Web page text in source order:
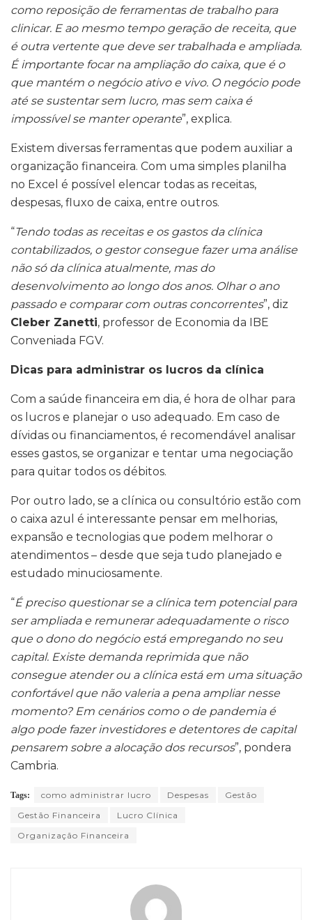
como reposição de ferramentas de trabalho para
clinicar. E ao mesmo tempo geração de receita, que
é outra vertente que deve ser trabalhada e ampliada.
É importante focar na ampliação do caixa, que é o
que mantém o negócio ativo e vivo. O negócio pode
até se sustentar sem lucro, mas sem caixa é
impossível se manter operante”, explica.
Existem diversas ferramentas que podem auxiliar a
organização financeira. Com uma simples planilha
no Excel é possível elencar todas as receitas,
despesas, fluxo de caixa, entre outros.
“Tendo todas as receitas e os gastos da clínica
contabilizados, o gestor consegue fazer uma análise
não só da clínica atualmente, mas do
desenvolvimento ao longo dos anos. Olhar o ano
passado e comparar com outras concorrentes”, diz
Cleber Zanetti, professor de Economia da IBE
Conveniada FGV.
Dicas para administrar os lucros da clínica
Com a saúde financeira em dia, é hora de olhar para
os lucros e planejar o uso adequado. Em caso de
dívidas ou financiamentos, é recomendável analisar
esses gastos, se organizar e tentar uma negociação
para quitar todos os débitos.
Por outro lado, se a clínica ou consultório estão com
o caixa azul é interessante pensar em melhorias,
expansão e tecnologias que podem melhorar o
atendimentos – desde que seja tudo planejado e
estudado minuciosamente.
“É preciso questionar se a clínica tem potencial para
ser ampliada e remunerar adequadamente o risco
que o dono do negócio está empregando no seu
capital. Existe demanda reprimida que não
consegue atender ou a clínica está em uma situação
confortável que não valeria a pena ampliar nesse
momento? Em cenários como o de pandemia é
algo pode fazer investidores e detentores de capital
pensarem sobre a alocação dos recursos”, pondera
Cambria.
Tags: como administrar lucro Despesas
Gestão
Gestão Financeira
Lucro Clínica
Organização Financeira